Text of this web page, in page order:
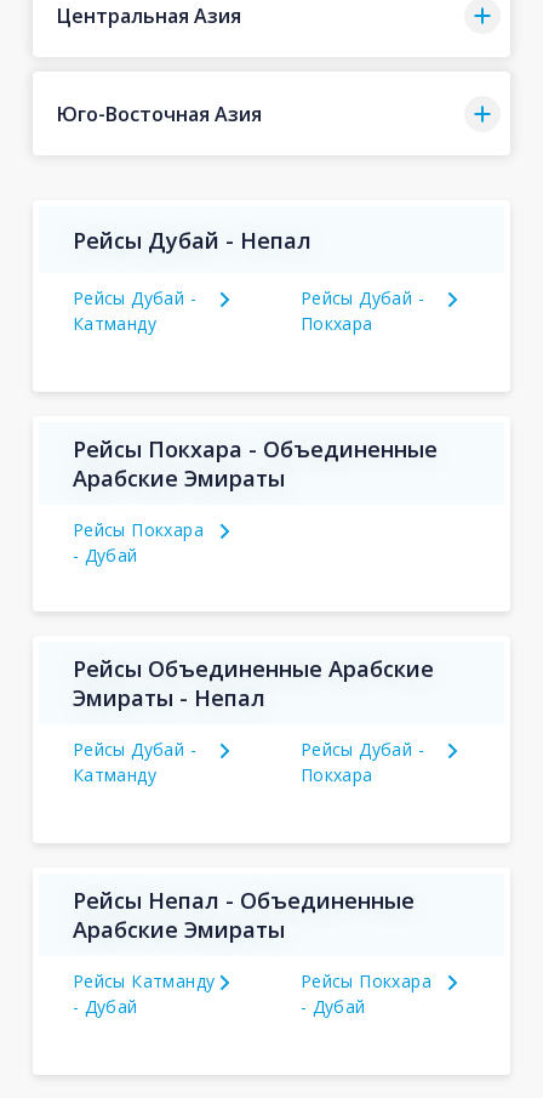
Центральная Азия
Юго-Восточная Азия
Рейсы Дубай - Непал
Рейсы Дубай -
Катманду
Рейсы Дубай -
Покхара
Рейсы Покхара - Объединенные
Арабские Эмираты
Рейсы Покхара
- Дубай
Рейсы Объединенные Арабские
Эмираты - Непал
Рейсы Дубай -
Катманду
Рейсы Дубай -
Покхара
Рейсы Непал - Объединенные
Арабские Эмираты
Рейсы Катманду
- Дубай
Рейсы Покхара
- Дубай